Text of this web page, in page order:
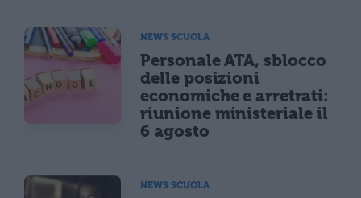
NEWS SCUOLA
Personale ATA, sblocco
delle posizioni
economiche e arretrati:
riunione ministeriale il
6 agosto
NEWS SCUOLA